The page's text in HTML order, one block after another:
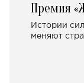
Премия
Истории
меняют